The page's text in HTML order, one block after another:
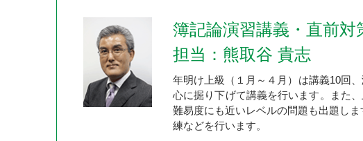
簿記論演習講義・直前対
担当：熊取谷 貴志
年明け上級（１月～４月）は講義10回
心に掘り下げて講義を行います。また
難易度にも近いレベルの問題も出題し
練などを行います。